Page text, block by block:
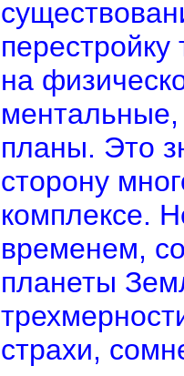
на
ментальные,
планы. Это
сторону
комплексе.
временем,
планеты
страхи,